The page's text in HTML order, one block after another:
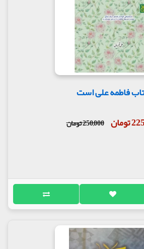
فاطمه علی است
250,000 تومان